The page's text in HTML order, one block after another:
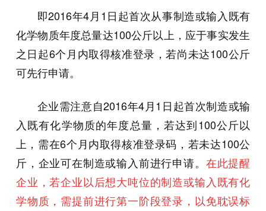
即2016年4月1日起首次从事制造或输入既有
化学物质年度总量达100公斤以上，应于事实发生
之日起6个月内取得核准登录，若尚未达100公斤
可先行申请。
企业需注意自2016年4月1日起首次制造或输
入既有化学物质的年度总量，若达到100公斤以
上，需在6个月内取得核准登录码，若未达100公
斤，企业可在制造或输入前进行申请。 在此提醒
企业，若企业以后想大吨位的制造或输入既有化
学物质，需提前进行第一阶段登录，以免耽误标